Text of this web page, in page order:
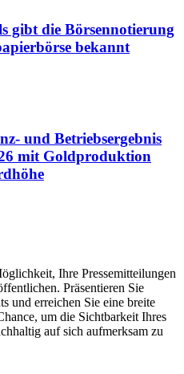
gibt die Börsennotierung
bekannt
und Betriebsergebnis
mit Goldproduktion
Ihre Pressemitteilungen
Präsentieren Sie
und erreichen Sie eine breite
um die Sichtbarkeit Ihres
auf sich aufmerksam zu